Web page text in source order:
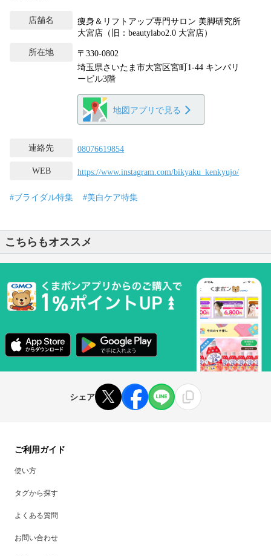
店舗名
痩身＆リフトアップ専門サロン 美脚研究所
大宮店（旧：beautylabo2.0 大宮店）
所在地
〒330-0802
埼玉県さいたま市大宮区宮町1-44 キンパリ
ービル3階
地図アプリで見る
連絡先 08076619854
WEB https://www.instagram.com/bikyaku_kenkyujo/
#ブライダル特集 #美白ケア特集
こちらもオススメ
シェア
ご利用ガイド
使い方
タグから探す
よくある質問
お問い合わせ